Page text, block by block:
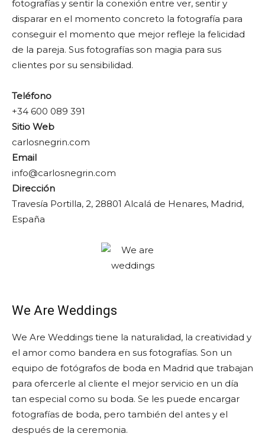
fotografías y sentir la conexión entre ver, sentir y
disparar en el momento concreto la fotografía para
conseguir el momento que mejor refleje la felicidad
de la pareja. Sus fotografías son magia para sus
clientes por su sensibilidad.
Teléfono
+34 600 089 391
Sitio Web
carlosnegrin.com
Email
info@carlosnegrin.com
Dirección
Travesía Portilla, 2, 28801 Alcalá de Henares, Madrid,
España
We Are Weddings
We Are Weddings tiene la naturalidad, la creatividad y
el amor como bandera en sus fotografías. Son un
equipo de fotógrafos de boda en Madrid que trabajan
para ofercerle al cliente el mejor servicio en un día
tan especial como su boda. Se les puede encargar
fotografías de boda, pero también del antes y el
después de la ceremonia.